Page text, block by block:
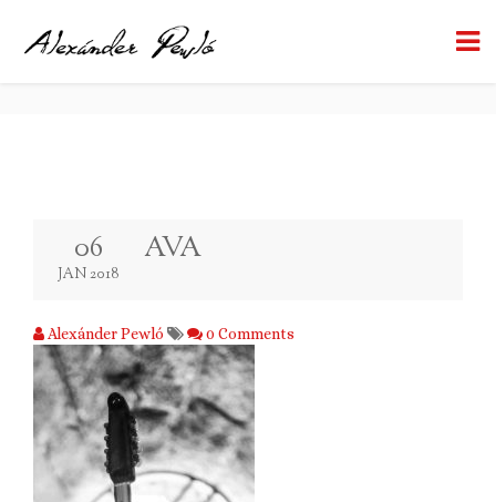
AVA BACK TO BLOG
06
JAN 2018
AVA
Alexánder Pewló 0 Comments